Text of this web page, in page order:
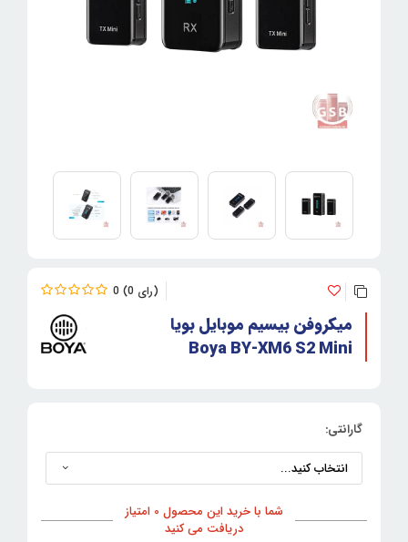
0 0
میکروفن بیسیم موبایل بویا
Boya BY-XM6 S2 Mini
گارانتی:
شما با خرید این محصول 0 امتیاز
دریافت می کنید